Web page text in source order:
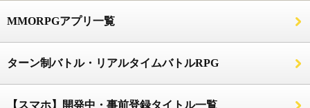
MMORPGアプリ一覧
ターン制バトル・リアルタイムバトルRPG
【スマホ】開発中・事前登録タイトル一覧